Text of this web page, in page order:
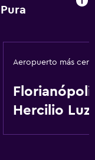
Aeropuerto más
Hercilio Luz